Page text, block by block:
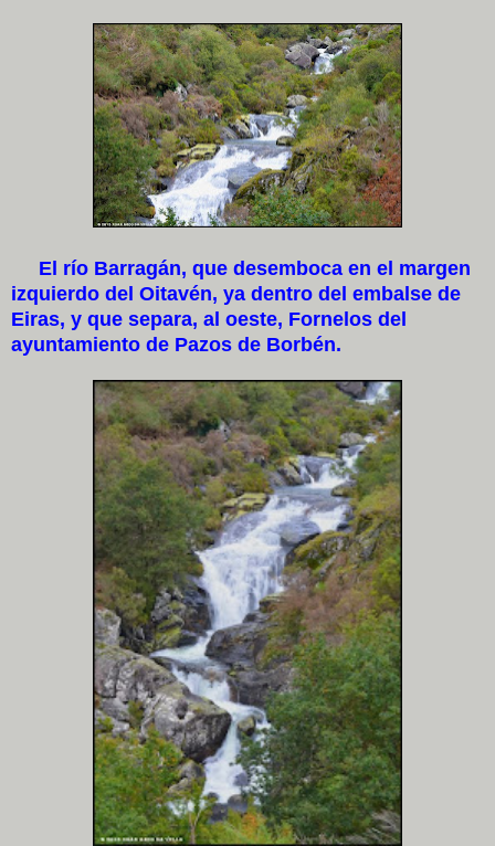
El río Barragán, que desemboca en el margen
izquierdo del Oitavén, ya dentro del embalse de
Eiras, y que separa, al oeste, Fornelos del
ayuntamiento de Pazos de Borbén.